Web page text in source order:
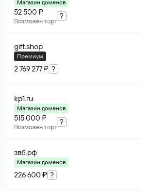
Магазин доменов
52 500 ₽
Возможен торг
?
gift.shop
Премиум
2 769 277 ₽ ?
kp1.ru
Магазин доменов
515 000 ₽
Возможен торг
?
звб.рф
Магазин доменов
226 600 ₽ ?